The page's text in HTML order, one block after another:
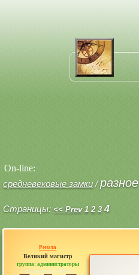
On-line:
средневековые замки /разное
Страницы: << Prev 1 2 3 4
Рената
Великий магистр
группа: администраторы
сообщений: 30442